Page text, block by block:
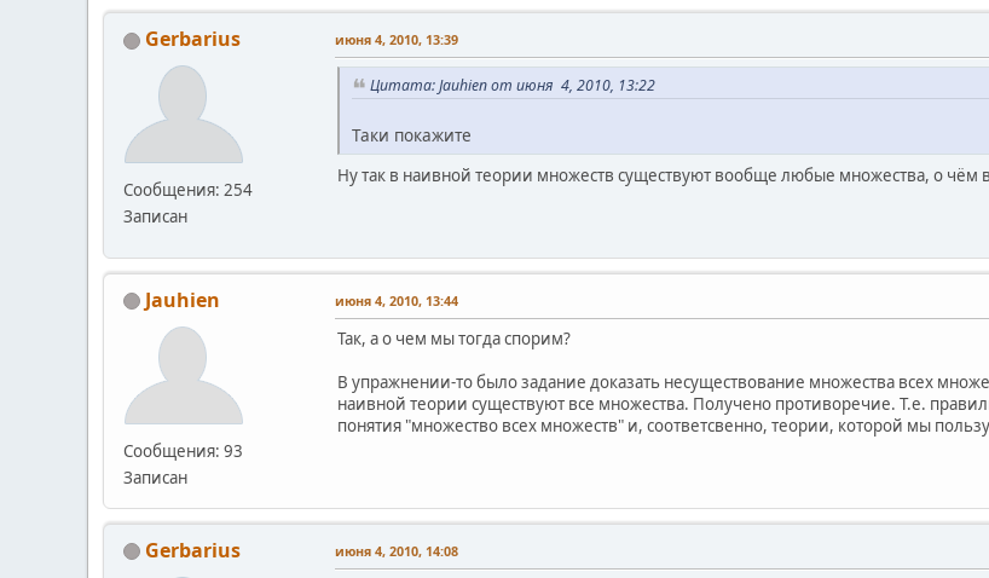
Gerbarius
Сообщения: 254
Записан
июня 4, 2010, 13:39
Цитата: Jauhien от июня 4, 2010, 13:22
Таки покажите
Ну так в наивной теории множеств существуют вообще любые множества, о чём
Jauhien
Сообщения: 93
Записан
июня 4, 2010, 13:44
Так, а о чем мы тогда спорим?
В упражнении-то было задание доказать несуществование множества всех
наивной теории существуют все множества. Получено противоречие. Т.е.
понятия "множество всех множеств" и, соответсвенно, теории, которой мы
Gerbarius июня 4, 2010, 14:08